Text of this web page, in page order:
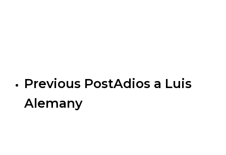
Previous PostAdios a Luis
Alemany